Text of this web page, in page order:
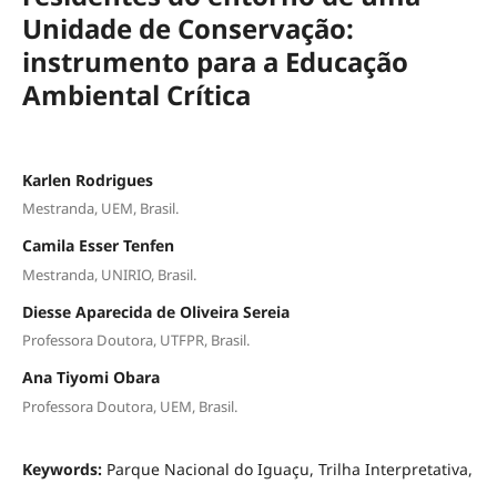
Unidade de Conservação:
instrumento para a Educação
Ambiental Crítica
Karlen Rodrigues
Mestranda, UEM, Brasil.
Camila Esser Tenfen
Mestranda, UNIRIO, Brasil.
Diesse Aparecida de Oliveira Sereia
Professora Doutora, UTFPR, Brasil.
Ana Tiyomi Obara
Professora Doutora, UEM, Brasil.
Keywords: Parque Nacional do Iguaçu, Trilha Interpretativa,